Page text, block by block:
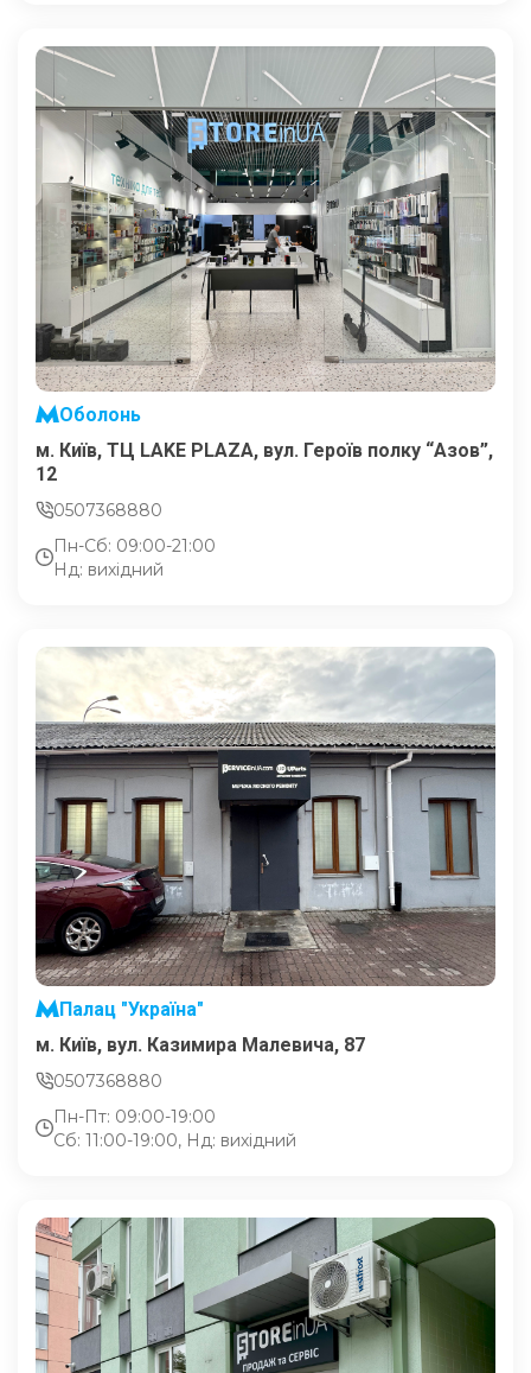
Оболонь
м. Київ, ТЦ LAKE PLAZA, вул. Героїв полку “Азов”,
12
0507368880
Пн-Сб: 09:00-21:00
Нд: вихідний
Палац "Україна"
м. Київ, вул. Казимира Малевича, 87
0507368880
Пн-Пт: 09:00-19:00
Сб: 11:00-19:00, Нд: вихідний